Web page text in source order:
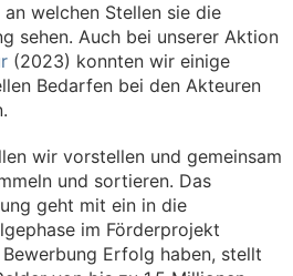
welchen Stellen sie die
sehen. Auch bei unserer Aktion
(2023) konnten wir einige
Bedarfen bei den Akteuren
wir vorstellen und gemeinsam
und sortieren. Das
geht mit ein in die
im Förderprojekt
Erfolg haben, stellt